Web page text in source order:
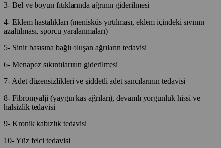
3- Bel ve boyun fıtıklarında ağrının giderilmesi
4- Eklem hastalıkları (menisküs yırtılması, eklem içindeki sıvının
azaltılması, sporcu yaralanmaları)
5- Sinir basısına bağlı oluşan ağrıların tedavisi
6- Menapoz sıkıntılarının giderilmesi
7- Adet düzensizlikleri ve şiddetli adet sancılarının tedavisi
8- Fibromyalji (yaygın kas ağrıları), devamlı yorgunluk hissi ve
halsizlik tedavisi
9- Kronik kabızlık tedavisi
10- Yüz felci tedavisi